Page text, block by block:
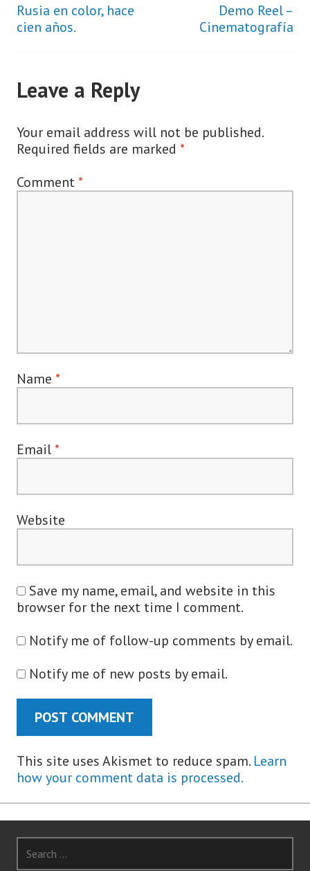
Post
Rusia en color, hace
cien años.
Demo Reel –
Cinematografía
Leave a Reply
Your email address will not be published.
Required fields are marked *
Comment *
Name *
Email *
Website
Save my name, email, and website in this
browser for the next time I comment.
Notify me of follow-up comments by email.
Notify me of new posts by email.
This site uses Akismet to reduce spam. Learn
how your comment data is processed.
for: